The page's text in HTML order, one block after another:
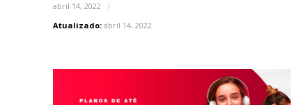
abril 14, 2022
Atualizado: abril 14, 2022